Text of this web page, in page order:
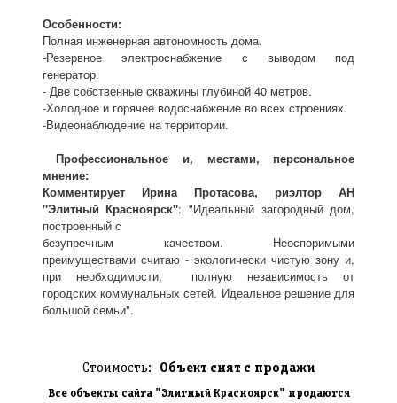
Особенности:
Полная инженерная автономность дома.
-Резервное электроснабжение с выводом под
генератор.
- Две собственные скважины глубиной 40 метров.
-Холодное и горячее водоснабжение во всех строениях.
-Видеонаблюдение на территории.
Профессиональное и, местами, персональное
мнение:
Комментирует Ирина Протасова, риэлтор АН
"Элитный Красноярск": "Идеальный загородный дом,
построенный с
безупречным качеством. Неоспоримыми
преимуществами считаю - экологически чистую зону и,
при необходимости, полную независимость от
городских коммунальных сетей. Идеальное решение для
большой семьи".
Стоимость: Объект снят с продажи
Все объекты сайта "Элитный Красноярск" продаются